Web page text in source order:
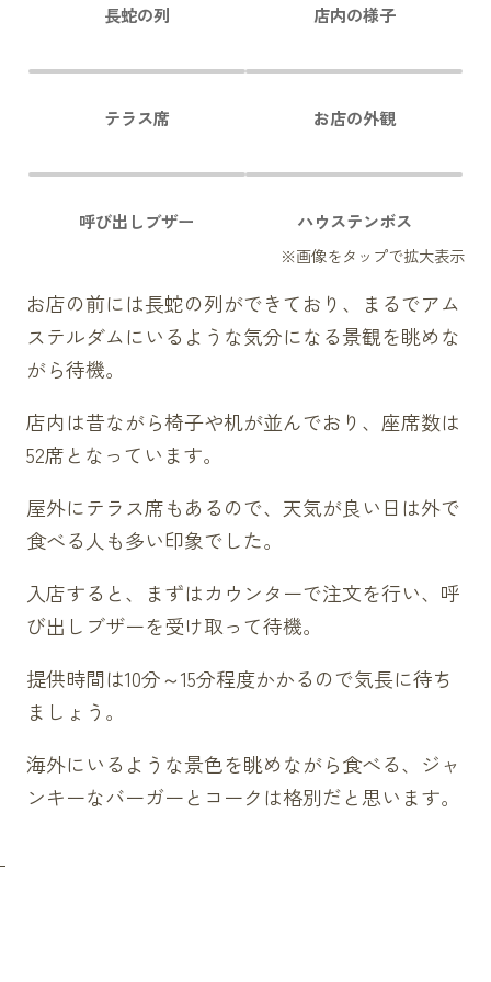
長蛇の列 店内の様子
テラス席 お店の外観
呼び出しブザー ハウステンボス
お店の前には長蛇の列ができており、まるでアム
ステルダムにいるような気分になる景観を眺めな
がら待機。
店内は昔ながら椅子や机が並んでおり、座席数は
52席となっています。
屋外にテラス席もあるので、天気が良い日は外で
食べる人も多い印象でした。
入店すると、まずはカウンターで注文を行い、呼
び出しブザーを受け取って待機。
提供時間は10分～15分程度かかるので気長に待ち
ましょう。
海外にいるような景色を眺めながら食べる、ジャ
ンキーなバーガーとコークは格別だと思います。